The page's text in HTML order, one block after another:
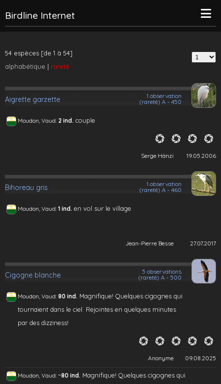
Birdline Internet
54 espèces [de 1 à 54]
alphabétique | rareté
Aigrette garzette
1 observation
(rareté) A - 450
Moudon, Vaud: 2 ind. couple
Serge Hänzi 19.05.2006
Bihoreau gris
1 observation
(rareté) A - 460
Moudon, Vaud: 1 ind. en vol sur le village
Jean-Pierre Besse 27.07.2017
Cigogne blanche
5 observations
(rareté) A - 500
Moudon, Vaud: 80 ind. Magnifique! Quelques cigognes qui
tournaient dans le ciel. Rejointes en quelques minutes
par des dizziness!
Anonyme 09.08.2025
Moudon, Vaud: ~80 ind. Magnifique! Quelques cigognes qui